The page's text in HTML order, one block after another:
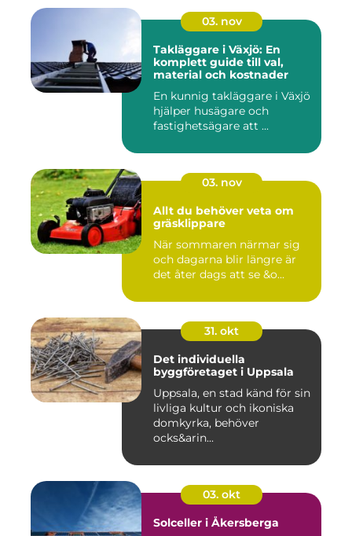
03. nov
Takläggare i Växjö: En
komplett guide till val,
material och kostnader
En kunnig takläggare i Växjö
hjälper husägare och
fastighetsägare att ...
03. nov
Allt du behöver veta om
gräsklippare
När sommaren närmar sig
och dagarna blir längre är
det åter dags att se &o...
31. okt
Det individuella
byggföretaget i Uppsala
Uppsala, en stad känd för sin
livliga kultur och ikoniska
domkyrka, behöver
ocks&arin...
03. okt
Solceller i Åkersberga